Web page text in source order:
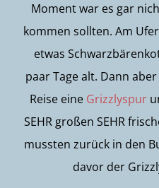
Moment war es gar
kommen sollten. Am
etwas
paar Tage alt. Dann
Reise eine Grizzlyspur
SEHR großen SEHR
mussten zurück in den
davor der